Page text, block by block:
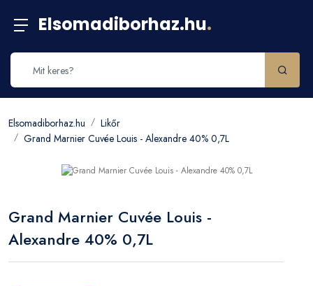
Elsomadiborhaz.hu.
Elsomadiborhaz.hu
Likőr
Grand Marnier Cuvée Louis - Alexandre 40% 0,7L
Grand Marnier Cuvée Louis -
Alexandre 40% 0,7L